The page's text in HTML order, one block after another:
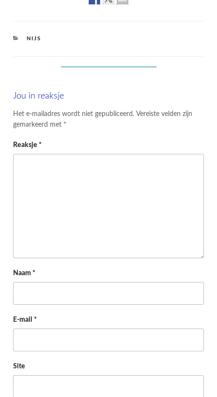
CATEGORIES
NIJS
Jou in reaksje
Het e-mailadres wordt niet gepubliceerd. Vereiste velden zijn
gemarkeerd met *
Reaksje *
Naam *
E-mail *
Site